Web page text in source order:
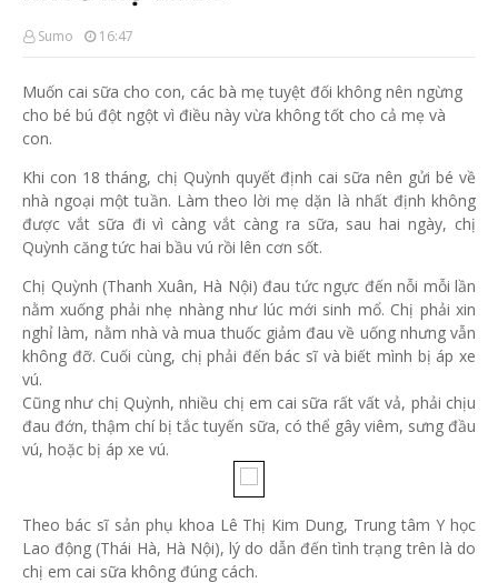
Sumo 16:47
Muốn cai sữa cho con, các bà mẹ tuyệt đối không nên ngừng
cho bé bú đột ngột vì điều này vừa không tốt cho cả mẹ và
con.
Khi con 18 tháng, chị Quỳnh quyết định cai sữa nên gửi bé về
nhà ngoại một tuần. Làm theo lời mẹ dặn là nhất định không
được vắt sữa đi vì càng vắt càng ra sữa, sau hai ngày, chị
Quỳnh căng tức hai bầu vú rồi lên cơn sốt.
Chị Quỳnh (Thanh Xuân, Hà Nội) đau tức ngực đến nỗi mỗi lần
nằm xuống phải nhẹ nhàng như lúc mới sinh mổ. Chị phải xin
nghỉ làm, nằm nhà và mua thuốc giảm đau về uống nhưng vẫn
không đỡ. Cuối cùng, chị phải đến bác sĩ và biết mình bị áp xe
vú.
Cũng như chị Quỳnh, nhiều chị em cai sữa rất vất vả, phải chịu
đau đớn, thậm chí bị tắc tuyến sữa, có thể gây viêm, sưng đầu
vú, hoặc bị áp xe vú.
Theo bác sĩ sản phụ khoa Lê Thị Kim Dung, Trung tâm Y học
Lao động (Thái Hà, Hà Nội), lý do dẫn đến tình trạng trên là do
chị em cai sữa không đúng cách.